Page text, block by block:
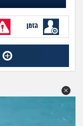
הזמן